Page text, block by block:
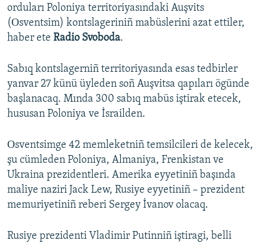
RFE/RS bütün saytları
orduları Poloniya territoriyasındaki Auşvits
(Оsventsim) kontslageriniñ mabüslerini azat ettiler,
haber ete Radio Svoboda.
Sabıq kontslagerniñ territoriyasında esas tedbirler
yanvar 27 künü üyleden soñ Auşvitsa qapıları ögünde
başlanacaq. Mında 300 sabıq mabüs iştirak etecek,
hususan Poloniya ve İsrailden.
Оsventsimge 42 memleketniñ temsilcileri de kelecek,
şu cümleden Poloniya, Almaniya, Frenkistan ve
Ukraina prezidentleri. Amerika eyyetiniñ başında
maliye naziri Jack Lew, Rusiye eyyetiniñ – prezident
memuriyetiniñ reberi Sergey İvanov olacaq.
Rusiye prezidenti Vladimir Putinniñ iştiragi, belli